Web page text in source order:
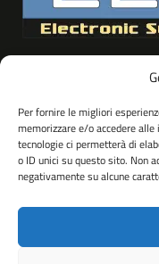
Per fornire le migliori
memorizzare e/o accedere
tecnologie ci permetterà di
o ID unici su questo sito. Non
negativamente su alcune
ITALY